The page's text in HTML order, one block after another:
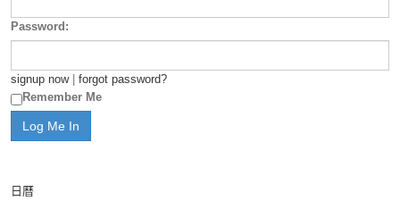
Password:
signup now| forgot password?
Remember Me
日曆